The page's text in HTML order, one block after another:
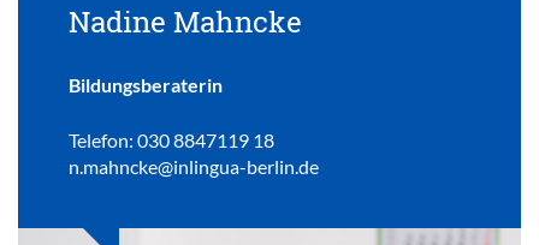
Nadine Mahncke
Bildungsberaterin
Telefon: 030 8847119 18
n.mahncke@inlingua-berlin.de